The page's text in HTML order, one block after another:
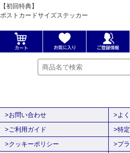
【初回特典】
ポストカードサイズステッカー
>お問い合わせ
>よ
>ご利用ガイド
>特
>クッキーポリシー
>プ